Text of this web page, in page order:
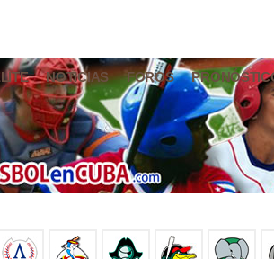
NOTICIAS FOROS